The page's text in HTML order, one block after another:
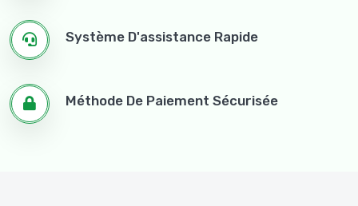
Système D'assistance Rapide
Méthode De Paiement Sécurisée